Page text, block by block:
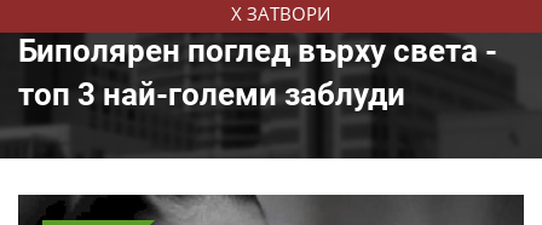
X ЗАТВОРИ
Биполярен поглед върху света -
топ 3 най-големи заблуди